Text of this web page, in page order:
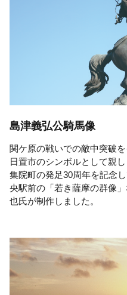
島津義弘公騎馬像
関ケ原の戦いでの敵中突破
日置市のシンボルとして親
集院町の発足30周年を記念
央駅前の「若き薩摩の群像
也氏が制作しました。